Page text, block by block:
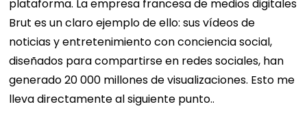
plataforma. La empresa francesa de medios digitales
Brut es un claro ejemplo de ello: sus vídeos de
noticias y entretenimiento con conciencia social,
diseñados para compartirse en redes sociales, han
generado 20 000 millones de visualizaciones. Esto me
lleva directamente al siguiente punto..